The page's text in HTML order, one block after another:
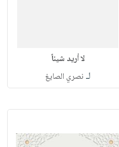
لا أريد شيئاً
لـ نصري الصايغ